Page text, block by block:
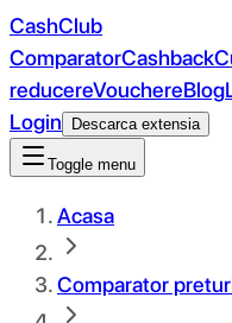
CashClub
ComparatorCashback
reducereVouchereBlog
Login
Descarca extensia
Toggle menu
Acasa
Comparator